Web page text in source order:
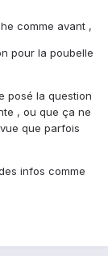
comme avant ,
pour la poubelle
posé la question
, ou que ça ne
que parfois
infos comme